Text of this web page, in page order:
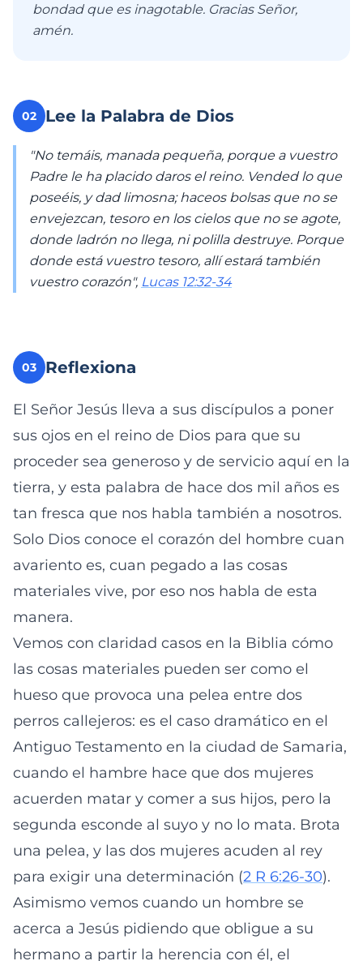
bondad que es inagotable. Gracias Señor,
amén.
02 Lee la Palabra de Dios
"No temáis, manada pequeña, porque a vuestro
Padre le ha placido daros el reino. Vended lo que
poseéis, y dad limosna; haceos bolsas que no se
envejezcan, tesoro en los cielos que no se agote,
donde ladrón no llega, ni polilla destruye. Porque
donde está vuestro tesoro, allí estará también
vuestro corazón", Lucas 12:32-34
03 Reflexiona
El Señor Jesús lleva a sus discípulos a poner
sus ojos en el reino de Dios para que su
proceder sea generoso y de servicio aquí en la
tierra, y esta palabra de hace dos mil años es
tan fresca que nos habla también a nosotros.
Solo Dios conoce el corazón del hombre cuan
avariento es, cuan pegado a las cosas
materiales vive, por eso nos habla de esta
manera.
Vemos con claridad casos en la Biblia cómo
las cosas materiales pueden ser como el
hueso que provoca una pelea entre dos
perros callejeros: es el caso dramático en el
Antiguo Testamento en la ciudad de Samaria,
cuando el hambre hace que dos mujeres
acuerden matar y comer a sus hijos, pero la
segunda esconde al suyo y no lo mata. Brota
una pelea, y las dos mujeres acuden al rey
para exigir una determinación (2 R 6:26-30).
Asimismo vemos cuando un hombre se
acerca a Jesús pidiendo que obligue a su
hermano a partir la herencia con él, el